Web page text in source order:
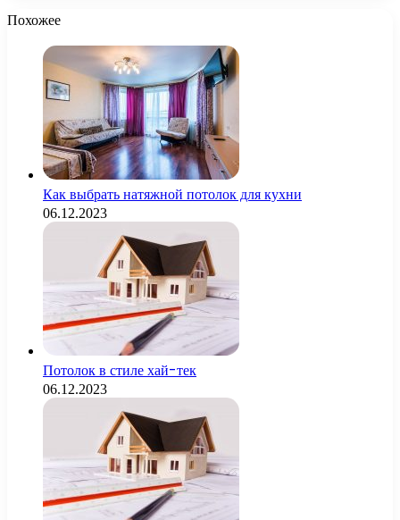
Похожее
Как выбрать натяжной потолок для кухни
06.12.2023
Потолок в стиле хай-тек
06.12.2023